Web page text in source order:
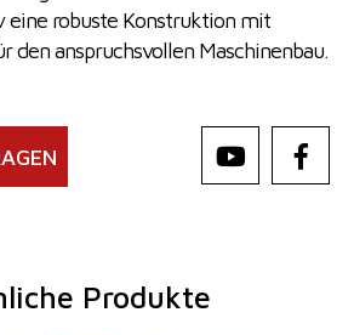
robuste Konstruktion mit
den anspruchsvollen Maschinenbau.
Produkte